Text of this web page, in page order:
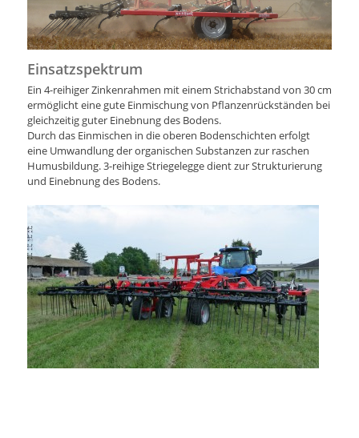
Einsatzspektrum
Ein 4-reihiger Zinkenrahmen mit einem Strichabstand von 30 cm
ermöglicht eine gute Einmischung von Pflanzenrückständen bei
gleichzeitig guter Einebnung des Bodens.
Durch das Einmischen in die oberen Bodenschichten erfolgt
eine Umwandlung der organischen Substanzen zur raschen
Humusbildung. 3-reihige Striegelegge dient zur Strukturierung
und Einebnung des Bodens.